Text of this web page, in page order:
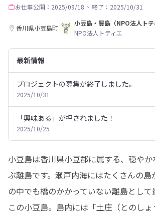
お仕事公開：2025/09/18 ~ 終了：2025/10/31
香川県小豆島町
小豆島・豊島（NPO法人トテ
NPO法人トティエ
最新情報
プロジェクトの募集が終了しました。
2025/10/31
「興味ある」が押されました！
2025/10/25
小豆島は香川県小豆郡に属する、穏や
ぶ離島です。瀬戸内海にはたくさんの島
の中でも橋のかかっていない離島として
この小豆島。島内には「土庄（とのし